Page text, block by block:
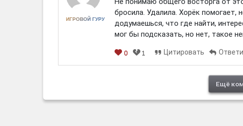
ИГРОВОЙ ГУРУ
бросила. Удалила. Хорёк помогает,
додумаешься, что где найти,
мог бы подсказать, но нет, такое
0 1 Цитировать
Ещё